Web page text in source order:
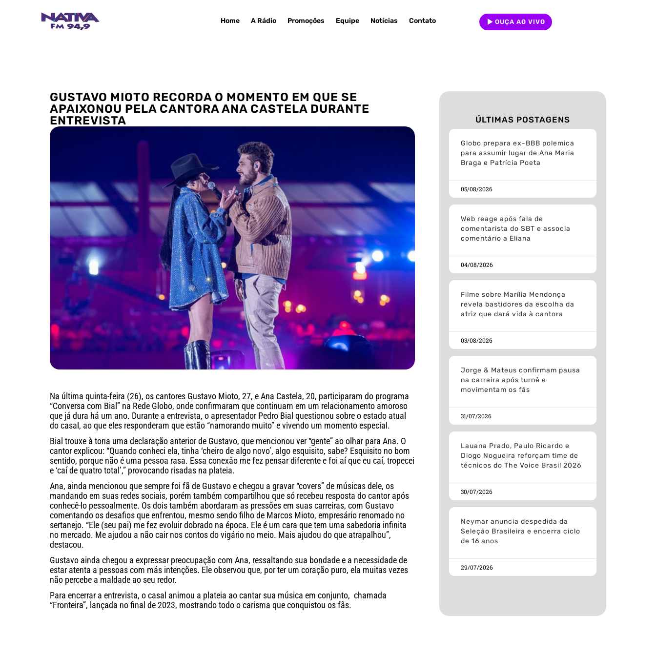
Home A Rádio Promoções Equipe Notícias Contato OUÇA AO VIVO
GUSTAVO MIOTO RECORDA O MOMENTO EM QUE SE
APAIXONOU PELA CANTORA ANA CASTELA DURANTE
ENTREVISTA
Na última quinta-feira (26), os cantores Gustavo Mioto, 27, e Ana Castela, 20, participaram do programa
“Conversa com Bial” na Rede Globo, onde confirmaram que continuam em um relacionamento amoroso
que já dura há um ano. Durante a entrevista, o apresentador Pedro Bial questionou sobre o estado atual
do casal, ao que eles responderam que estão “namorando muito” e vivendo um momento especial.
Bial trouxe à tona uma declaração anterior de Gustavo, que mencionou ver “gente” ao olhar para Ana. O
cantor explicou: “Quando conheci ela, tinha ‘cheiro de algo novo’, algo esquisito, sabe? Esquisito no bom
sentido, porque não é uma pessoa rasa. Essa conexão me fez pensar diferente e foi aí que eu caí, tropecei
e ‘caí de quatro total’,” provocando risadas na plateia.
Ana, ainda mencionou que sempre foi fã de Gustavo e chegou a gravar “covers” de músicas dele, os
mandando em suas redes sociais, porém também compartilhou que só recebeu resposta do cantor após
conhecê-lo pessoalmente. Os dois também abordaram as pressões em suas carreiras, com Gustavo
comentando os desafios que enfrentou, mesmo sendo filho de Marcos Mioto, empresário renomado no
sertanejo. “Ele (seu pai) me fez evoluir dobrado na época. Ele é um cara que tem uma sabedoria infinita
no mercado. Me ajudou a não cair nos contos do vigário no meio. Mais ajudou do que atrapalhou”,
destacou.
Gustavo ainda chegou a expressar preocupação com Ana, ressaltando sua bondade e a necessidade de
estar atenta a pessoas com más intenções. Ele observou que, por ter um coração puro, ela muitas vezes
não percebe a maldade ao seu redor.
Para encerrar a entrevista, o casal animou a plateia ao cantar sua música em conjunto, chamada
“Fronteira”, lançada no final de 2023, mostrando todo o carisma que conquistou os fãs.
ÚLTIMAS POSTAGENS
Globo prepara ex-BBB polemica
para assumir lugar de Ana Maria
Braga e Patrícia Poeta
05/08/2026
Web reage após fala de
comentarista do SBT e associa
comentário a Eliana
04/08/2026
Filme sobre Marília Mendonça
revela bastidores da escolha da
atriz que dará vida à cantora
03/08/2026
Jorge & Mateus confirmam pausa
na carreira após turnê e
movimentam os fãs
31/07/2026
Lauana Prado, Paulo Ricardo e
Diogo Nogueira reforçam time de
técnicos do The Voice Brasil 2026
30/07/2026
Neymar anuncia despedida da
Seleção Brasileira e encerra ciclo
de 16 anos
29/07/2026